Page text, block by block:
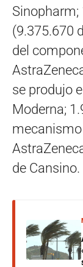
Sinopharm;
(9.375.670
del
se produjo
Moderna;
mecanismo
de Cansino.